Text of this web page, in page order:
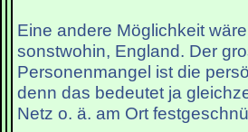
Eine andere Möglichkeit
sonstwohin, England. Der
Personenmangel ist die
denn das bedeutet ja
Netz o. ä. am Ort